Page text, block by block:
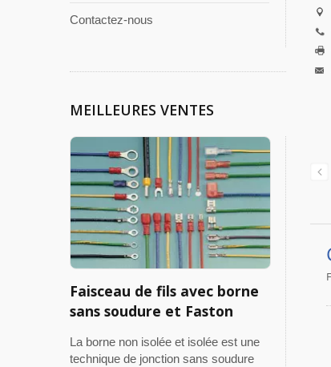
Contactez-nous
MEILLEURES VENTES
Faisceau de fils avec borne
sans soudure et Faston
La borne non isolée et isolée est une
technique de jonction sans soudure